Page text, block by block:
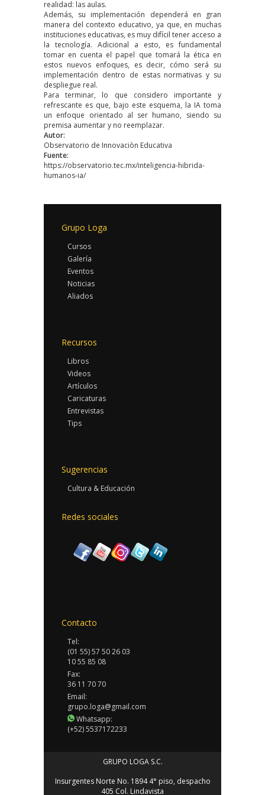
realidad: las aulas.
Además, su implementación dependerá en gran
manera del contexto educativo, ya que, en muchas
instituciones educativas, es muy difícil tener acceso a
la tecnología. Adicional a esto, es fundamental
tomar en cuenta el papel que tomará la ética en
estos nuevos enfoques, es decir, cómo será su
implementación dentro de estas normativas y su
despliegue real.
Para terminar, lo que considero importante y
refrescante es que, bajo este esquema, la IA toma
un enfoque orientado al ser humano, siendo su
premisa aumentar y no reemplazar.
Autor:
Observatorio de Innovaciòn Educativa
Fuente:
https://observatorio.tec.mx/inteligencia-hibrida-
humanos-ia/
Grupo Loga
Cursos
Galería
Eventos
Noticias
Aliados
Recursos
Libros
Videos
Artículos
Caricaturas
Entrevistas
Tips
Sugerencias
Cultura & Educación
Redes sociales
Contacto
Tel:
(01 55) 57 50 26 03
10 55 85 08
Fax:
36 11 70 70
Email:
grupo.loga@gmail.com
Whatsapp:
(+52) 5537172233
GRUPO LOGA S.C.
Insurgentes Norte No. 1894 4° piso, despacho
405 Col. Lindavista